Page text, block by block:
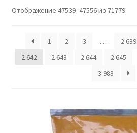
Отзывы
Партнерам
Отображение 47539–47556 из 71779
1 2 3 … 2 639
2 642
2 643 2 644 2 645
3 988